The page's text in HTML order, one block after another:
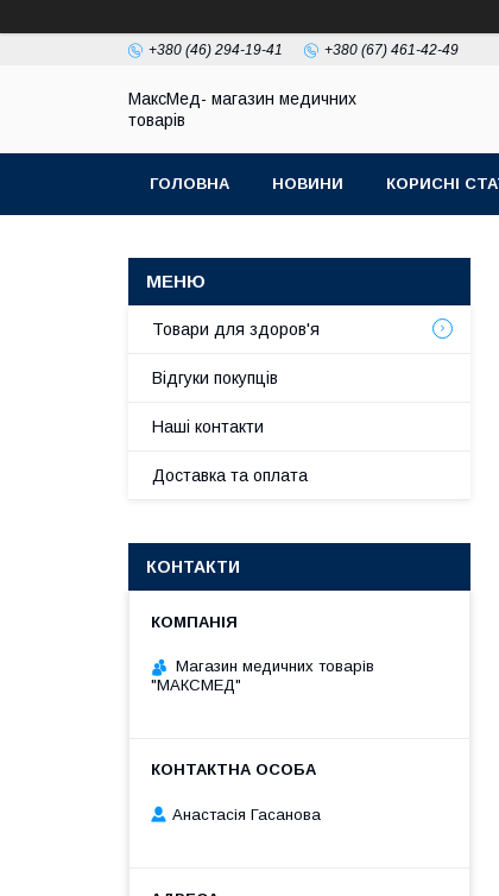
+380 (46) 294-19-41 +380 (67) 461-42-49
МаксМед- магазин медичних
товарів
ГОЛОВНА НОВИНИ КОРИСНІ
Товари для здоров'я
Відгуки покупців
Наші контакти
Доставка та оплата
КОНТАКТИ
Магазин медичних товарів
"МАКСМЕД"
Анастасія Гасанова